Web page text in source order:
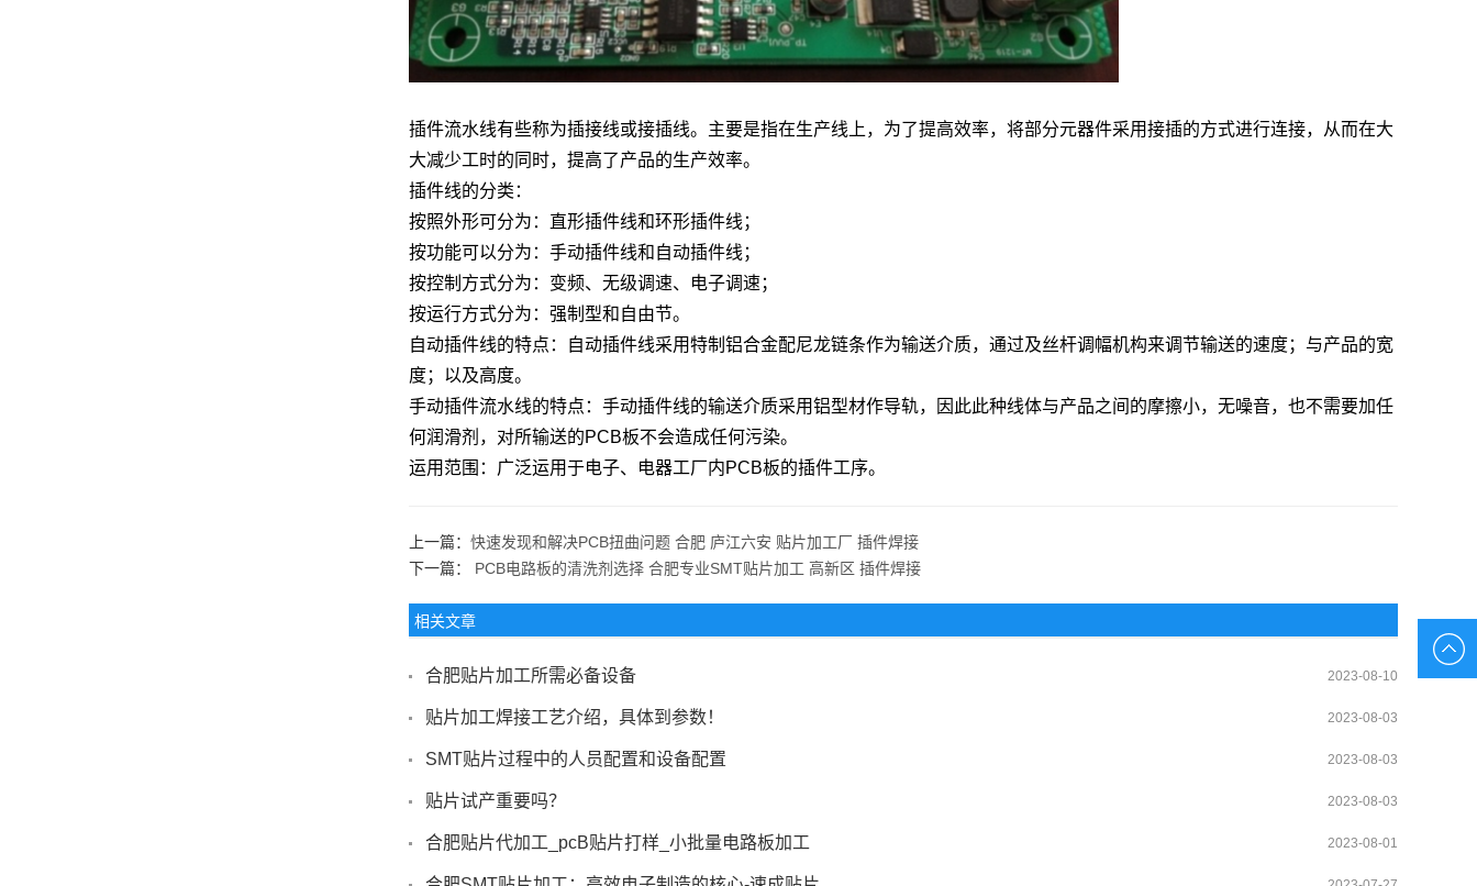
插件流水线有些称为插接线或接插线。主要是指在生产线上，为了提高效率，将部分元器件采用接插的方式进行连接，从而在大
大减少工时的同时，提高了产品的生产效率。
插件线的分类：
按照外形可分为：直形插件线和环形插件线；
按功能可以分为：手动插件线和自动插件线；
按控制方式分为：变频、无级调速、电子调速；
按运行方式分为：强制型和自由节。
自动插件线的特点：自动插件线采用特制铝合金配尼龙链条作为输送介质，通过及丝杆调幅机构来调节输送的速度；与产品的宽
度；以及高度。
手动插件流水线的特点：手动插件线的输送介质采用铝型材作导轨，因此此种线体与产品之间的摩擦小，无噪音，也不需要加任
何润滑剂，对所输送的PCB板不会造成任何污染。
运用范围：广泛运用于电子、电器工厂内PCB板的插件工序。
上一篇： 快速发现和解决PCB扭曲问题 合肥 庐江六安 贴片加工厂 插件焊接
下一篇： PCB电路板的清洗剂选择 合肥专业SMT贴片加工 高新区 插件焊接
相关文章
2023-08-10
合肥贴片加工所需必备设备
2023-08-03
贴片加工焊接工艺介绍，具体到参数！
2023-08-03
SMT贴片过程中的人员配置和设备配置
2023-08-03
贴片试产重要吗？
2023-08-01
合肥贴片代加工_pcB贴片打样_小批量电路板加工